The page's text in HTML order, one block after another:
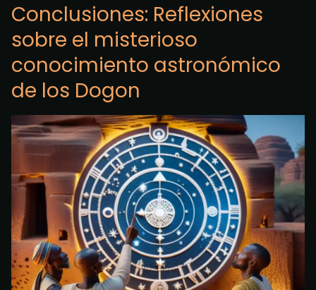
Conclusiones: Reflexiones
sobre el misterioso
conocimiento astronómico
de los Dogon